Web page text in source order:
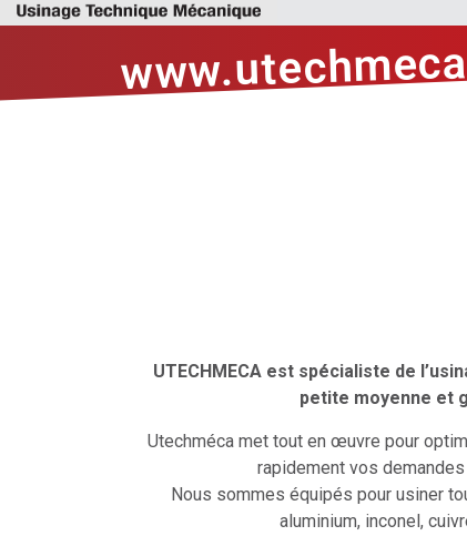
UTECHMECA est spécialiste de
petite moyenne et
Utechméca met tout en œuvre pour
rapidement vos
Nous sommes équipés pour usiner
aluminium, inconel,